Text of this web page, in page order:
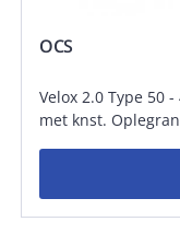
OCS
Velox 2.0 Type 50
met knst.